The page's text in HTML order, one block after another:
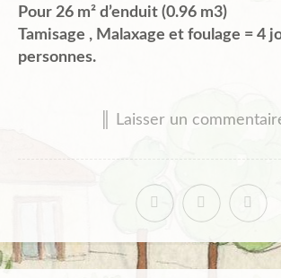
Pour 26 m² d’enduit (0.96 m3)
Tamisage , Malaxage et foulage = 4
personnes.
║ Laisser un